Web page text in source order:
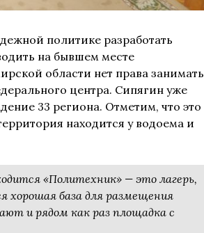
политике разработать
на бывшем месте
области нет права занимать
центра. Сипягин уже
33 региона. Отметим, что это
находится у водоема и
«Политехник» — это лагерь,
хорошая база для размещения
и рядом как раз площадка с